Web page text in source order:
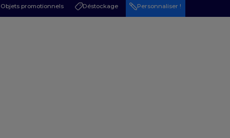
Objets promotionnels Déstockage Personnaliser !